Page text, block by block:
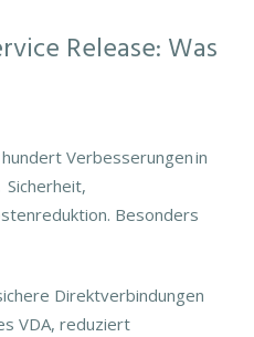
Release: Was
Verbesserungen in
Besonders
Direktverbindungen
VDA, reduziert